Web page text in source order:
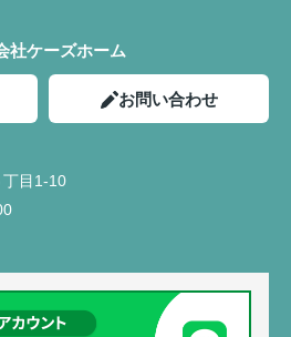
社ケーズホーム
お問い合わせ
丁目1-10